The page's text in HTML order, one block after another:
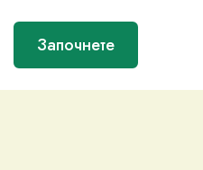
Започнете